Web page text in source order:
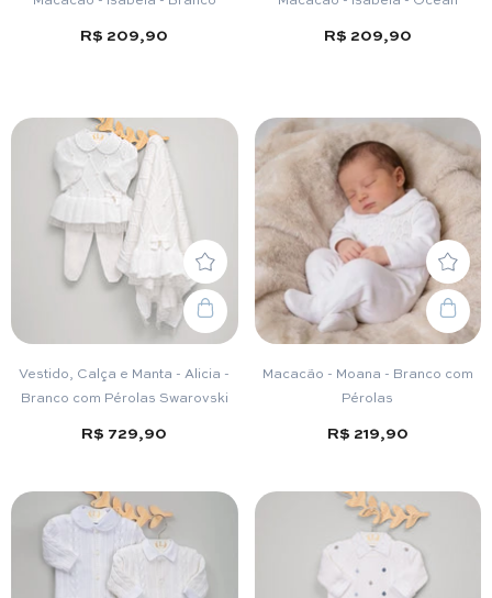
R$ 209,90 R$ 209,90
Vestido, Calça e Manta - Alicia -
Branco com Pérolas Swarovski
R$ 729,90
Macacão - Moana - Branco com
Pérolas
R$ 219,90